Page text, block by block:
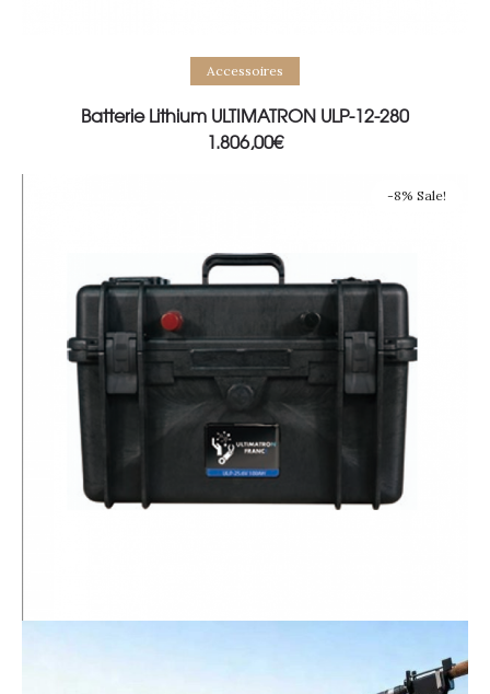
Add to basket
Accessoires
Batterie Lithium ULTIMATRON ULP-12-280
1.806,00€
-8% Sale!